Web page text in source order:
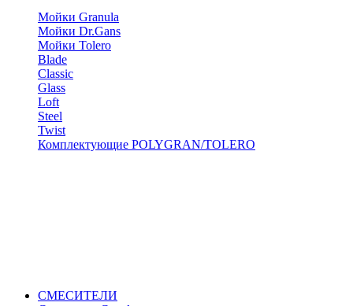
Мойки Granula
Мойки Dr.Gans
Мойки Tolero
Blade
Classic
Glass
Loft
Steel
Twist
Комплектующие POLYGRAN/TOLERO
СМЕСИТЕЛИ